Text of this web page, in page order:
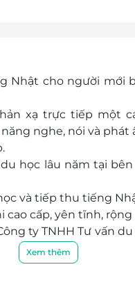
Nhật cho người mới
xạ trực tiếp một
nghe, nói và
học lâu năm tại
và tiếp thu tiếng
cấp, yên tĩnh, rộng
ty TNHH Tư vấn
dịch và Đào tạo
đại học Teikyo
Xem thêm